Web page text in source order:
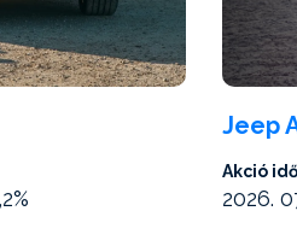
Jeep
Akció
2026.